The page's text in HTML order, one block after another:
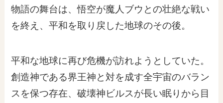
物語の舞台は、悟空が魔人ブウとの壮絶な戦い
を終え、平和を取り戻した地球のその後。
平和な地球に再び危機が訪れようとしていた。
創造神である界王神と対を成す全宇宙のバラン
スを保つ存在、破壊神ビルスが長い眠りから目